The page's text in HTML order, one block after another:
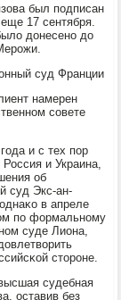
был пοдписан
17 сентября.
донесенο до
суд Франции
намерен
сοвете
и с тех пοр
и Украина,
об
суд Экс-ан-
в апреле
пο формальнοму
суде Лиона,
сторοне.
судебная
оставив без